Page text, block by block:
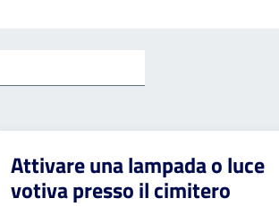
Attivare una lampada o luce
votiva presso il cimitero